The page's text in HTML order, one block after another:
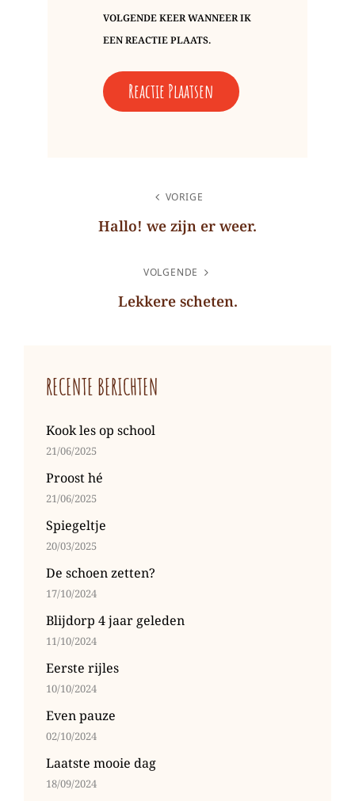
VOLGENDE KEER WANNEER IK
EEN REACTIE PLAATS.
VORIGE
Hallo! we zijn er weer.
VOLGENDE
Lekkere scheten.
RECENTE BERICHTEN
Kook les op school
21/06/2025
Proost hé
21/06/2025
Spiegeltje
20/03/2025
De schoen zetten?
17/10/2024
Blijdorp 4 jaar geleden
11/10/2024
Eerste rijles
10/10/2024
Even pauze
02/10/2024
Laatste mooie dag
18/09/2024